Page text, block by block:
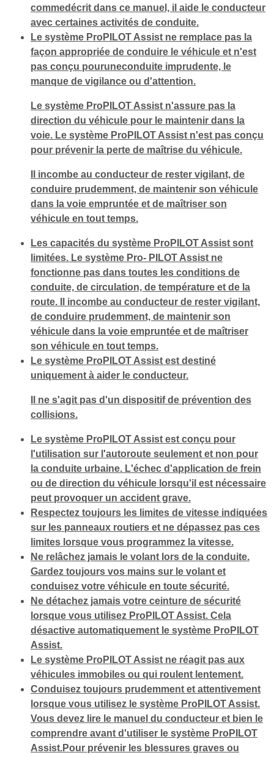
commedécrit dans ce manuel, il aide le conducteur
avec certaines activités de conduite.
Le système ProPILOT Assist ne remplace pas la
façon appropriée de conduire le véhicule et n'est
pas conçu pouruneconduite imprudente, le
manque de vigilance ou d'attention.
Le système ProPILOT Assist n'assure pas la
direction du véhicule pour le maintenir dans la
voie. Le système ProPILOT Assist n'est pas conçu
pour prévenir la perte de maîtrise du véhicule.
Il incombe au conducteur de rester vigilant, de
conduire prudemment, de maintenir son véhicule
dans la voie empruntée et de maîtriser son
véhicule en tout temps.
Les capacités du système ProPILOT Assist sont
limitées. Le système Pro- PILOT Assist ne
fonctionne pas dans toutes les conditions de
conduite, de circulation, de température et de la
route. Il incombe au conducteur de rester vigilant,
de conduire prudemment, de maintenir son
véhicule dans la voie empruntée et de maîtriser
son véhicule en tout temps.
Le système ProPILOT Assist est destiné
uniquement à aider le conducteur.
Il ne s'agit pas d'un dispositif de prévention des
collisions.
Le système ProPILOT Assist est conçu pour
l'utilisation sur l'autoroute seulement et non pour
la conduite urbaine. L'échec d'application de frein
ou de direction du véhicule lorsqu'il est nécessaire
peut provoquer un accident grave.
Respectez toujours les limites de vitesse indiquées
sur les panneaux routiers et ne dépassez pas ces
limites lorsque vous programmez la vitesse.
Ne relâchez jamais le volant lors de la conduite.
Gardez toujours vos mains sur le volant et
conduisez votre véhicule en toute sécurité.
Ne détachez jamais votre ceinture de sécurité
lorsque vous utilisez ProPILOT Assist. Cela
désactive automatiquement le système ProPILOT
Assist.
Le système ProPILOT Assist ne réagit pas aux
véhicules immobiles ou qui roulent lentement.
Conduisez toujours prudemment et attentivement
lorsque vous utilisez le système ProPILOT Assist.
Vous devez lire le manuel du conducteur et bien le
comprendre avant d'utiliser le système ProPILOT
Assist.Pour prévenir les blessures graves ou